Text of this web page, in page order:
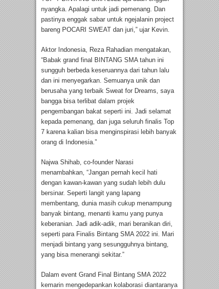
nyangka. Apalagi untuk jadi pemenang. Dan
pastinya enggak sabar untuk ngejalanin project
bareng POCARI SWEAT dan juri,” ujar Kevin.
Aktor Indonesia, Reza Rahadian mengatakan,
“Babak grand final BINTANG SMA tahun ini
sungguh berbeda keseruannya dari tahun lalu
dan ini menyegarkan. Semuanya unik dan
berusaha yang terbaik Sweat for Dreams, saya
bangga bisa terlibat dalam projek
pengembangan bakat seperti ini. Jadi selamat
kepada pemenang, dan juga seluruh finalis Top
7 karena kalian bisa menginspirasi lebih banyak
orang di Indonesia.”
Najwa Shihab, co-founder Narasi
menambahkan, “Jangan pernah kecil hati
dengan kawan-kawan yang sudah lebih dulu
bersinar. Seperti langit yang lapang
membentang, dunia masih cukup menampung
banyak bintang, menanti kamu yang punya
keberanian. Jadi adik-adik, mari beranikan diri,
seperti para Finalis Bintang SMA 2022 ini. Mari
menjadi bintang yang sesungguhnya bintang,
yang bisa menerangi sekitar.”
Dalam event Grand Final Bintang SMA 2022
kemarin mengedepankan kolaborasi diantaranya